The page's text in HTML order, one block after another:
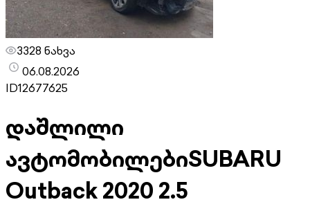
3328 ნახვა
06.08.2026
ID12677625
დაშლილი
ავტომობილებიSUBARU
Outback 2020 2.5